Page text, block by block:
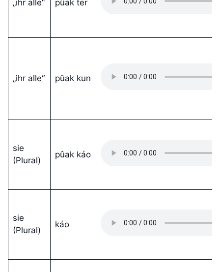
„ihr alle“ pûak ter
„ihr alle“ pûak kun
sie
(Plural)
pûak káo
sie
(Plural)
káo